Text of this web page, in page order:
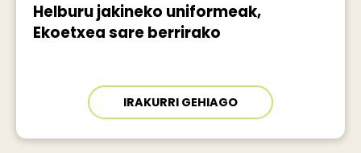
Helburu jakineko uniformeak,
Ekoetxea sare berrirako
IRAKURRI GEHIAGO